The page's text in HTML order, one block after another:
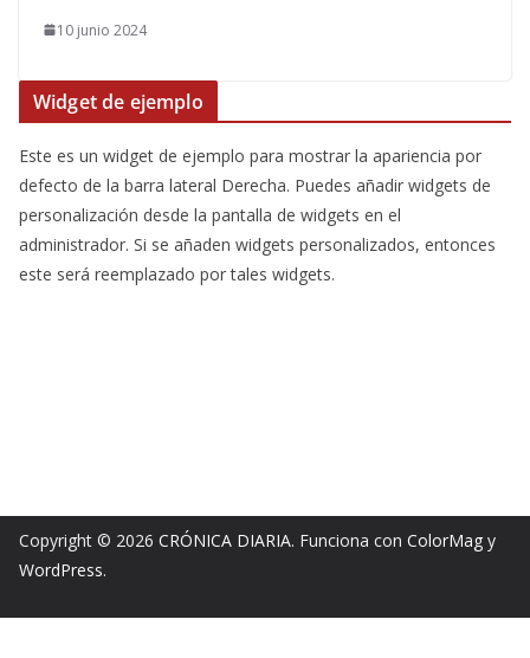
10 junio 2024
Widget de ejemplo
Este es un widget de ejemplo para mostrar la apariencia por
defecto de la barra lateral Derecha. Puedes añadir widgets de
personalización desde la pantalla de widgets en el
administrador. Si se añaden widgets personalizados, entonces
este será reemplazado por tales widgets.
Copyright © 2026 CRÓNICA DIARIA. Funciona con ColorMag y
WordPress.